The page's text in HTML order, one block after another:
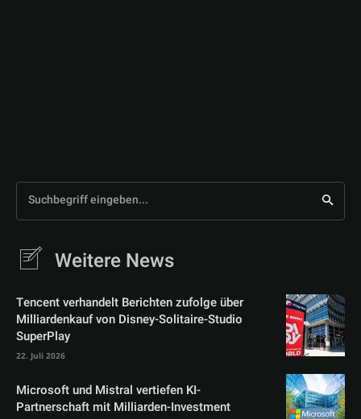
Suchbegriff eingeben...
Weitere News
Tencent verhandelt Berichten zufolge über
Milliardenkauf von Disney-Solitaire-Studio
SuperPlay
22. Juli 2026
Microsoft und Mistral vertiefen KI-
Partnerschaft mit Milliarden-Investment